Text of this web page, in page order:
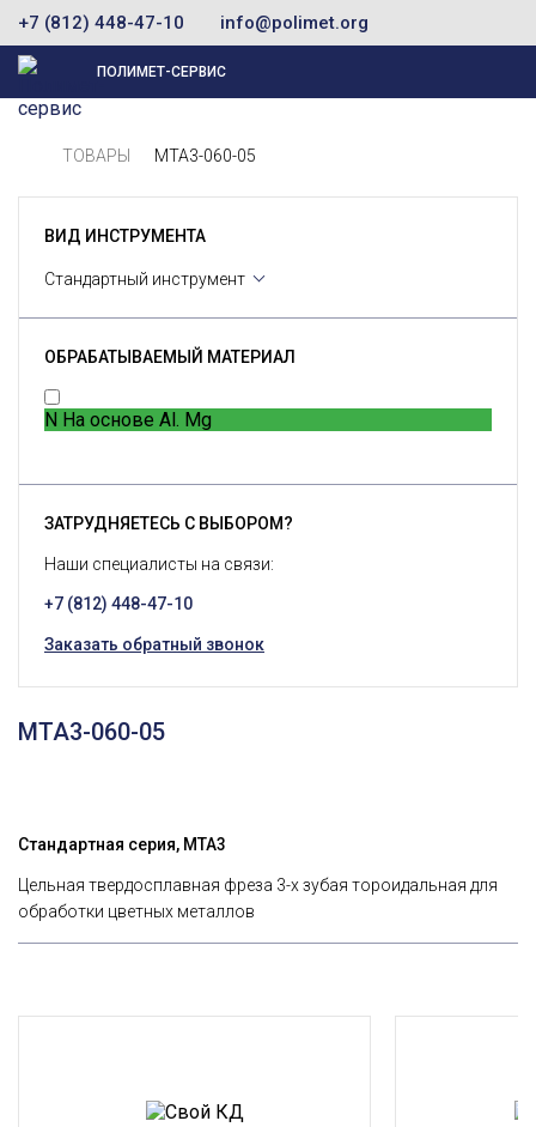
+7 (812) 448-47-10 info@polimet.org
ПОЛИМЕТ-СЕРВИС
ТОВАРЫ MTA3-060-05
MTA3-060-05
Стандартная серия, MTA3
Цельная твердосплавная фреза 3-х зубая тороидальная для
обработки цветных металлов
ВИД ИНСТРУМЕНТА
Стандартный инструмент
ОБРАБАТЫВАЕМЫЙ МАТЕРИАЛ
N На основе Al. Mg
ЗАТРУДНЯЕТЕСЬ С ВЫБОРОМ?
Наши специалисты на связи:
+7 (812) 448-47-10
Заказать обратный звонок